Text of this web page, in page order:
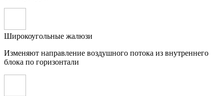
Широкоугольные жалюзи
Изменяют направление воздушного потока из внутреннего
блока по горизонтали